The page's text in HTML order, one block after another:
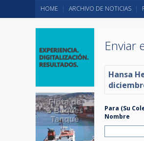
HOME ARCHIVO DE NOTICIAS
Enviar
Hansa
Para (Su
Nombre